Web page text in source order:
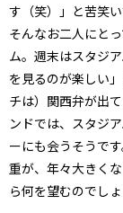
す（笑）」と苦笑い
そんなお二人にと
ム。週末はスタジ
を見るのが楽しい
チは）関西弁が出
ンドでは、スタジ
ーにも会うそうで
重が、年々大きく
ら何を望むのでしょ